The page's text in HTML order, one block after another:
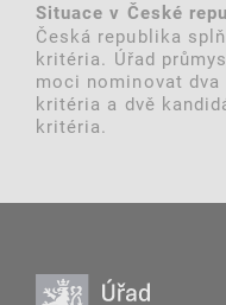
Situace v České
Česká republika
kritéria. Úřad
moci nominovat dva
kritéria a dvě
kritéria.